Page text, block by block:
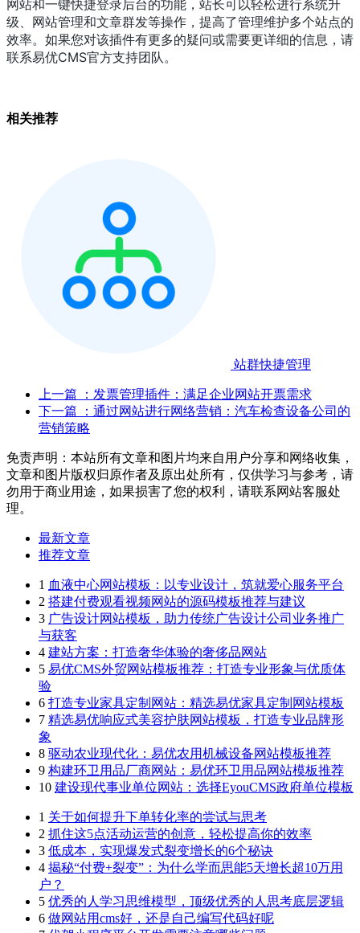
网站和一键快捷登录后台的功能，站长可以轻松进行系统升
级、网站管理和文章群发等操作，提高了管理维护多个站点的
效率。如果您对该插件有更多的疑问或需要更详细的信息，请
联系易优CMS官方支持团队。
相关推荐
站群快捷管理
上一篇
：发票管理插件：满足企业网站开票需求
下一篇
：通过网站进行网络营销：汽车检查设备公司的
营销策略
免责声明：本站所有文章和图片均来自用户分享和网络收集，
文章和图片版权归原作者及原出处所有，仅供学习与参考，请
勿用于商业用途，如果损害了您的权利，请联系网站客服处
理。
最新文章
推荐文章
1 血液中心网站模板：以专业设计，筑就爱心服务平台
2 搭建付费观看视频网站的源码模板推荐与建议
3 广告设计网站模板，助力传统广告设计公司业务推广
与获客
4 建站方案：打造奢华体验的奢侈品网站
5 易优CMS外贸网站模板推荐：打造专业形象与优质体
验
6 打造专业家具定制网站：精选易优家具定制网站模板
7 精选易优响应式美容护肤网站模板，打造专业品牌形
象
8 驱动农业现代化：易优农用机械设备网站模板推荐
9 构建环卫用品厂商网站：易优环卫用品网站模板推荐
10 建设现代事业单位网站：选择EyouCMS政府单位模板
1 关于如何提升下单转化率的尝试与思考
2 抓住这5点活动运营的创意，轻松提高你的效率
3 低成本，实现爆发式裂变增长的6个秘诀
4 揭秘“付费+裂变”：为什么学而思能5天增长超10万用
户？
5 优秀的人学习思维模型，顶级优秀的人思考底层逻辑
6 做网站用cms好，还是自己编写代码好呢